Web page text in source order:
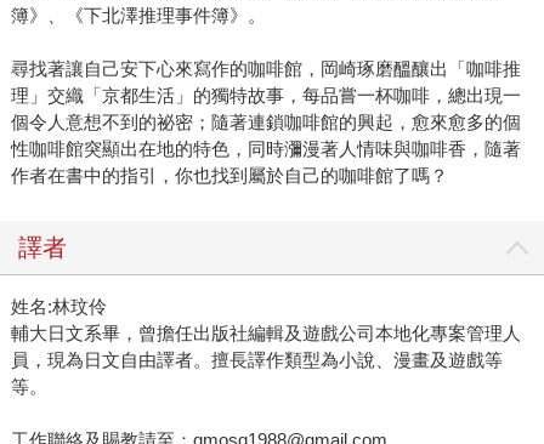
簿》、《下北澤推理事件簿》。
尋找著讓自己安下心來寫作的咖啡館，岡崎琢磨醞釀出「咖啡推
理」交織「京都生活」的獨特故事，每品嘗一杯咖啡，總出現一
個令人意想不到的祕密；隨著連鎖咖啡館的興起，愈來愈多的個
性咖啡館突顯出在地的特色，同時瀰漫著人情味與咖啡香，隨著
作者在書中的指引，你也找到屬於自己的咖啡館了嗎？
譯者
姓名:林玟伶
輔大日文系畢，曾擔任出版社編輯及遊戲公司本地化專案管理人
員，現為日文自由譯者。擅長譯作類型為小說、漫畫及遊戲等
等。
工作聯絡及賜教請至：qmosq1988@gmail.com